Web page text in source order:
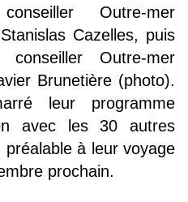
Outre-mer
Cazelles, puis
Outre-mer
Brunetière (photo).
leur programme
avec les 30 autres
à leur voyage
prochain.